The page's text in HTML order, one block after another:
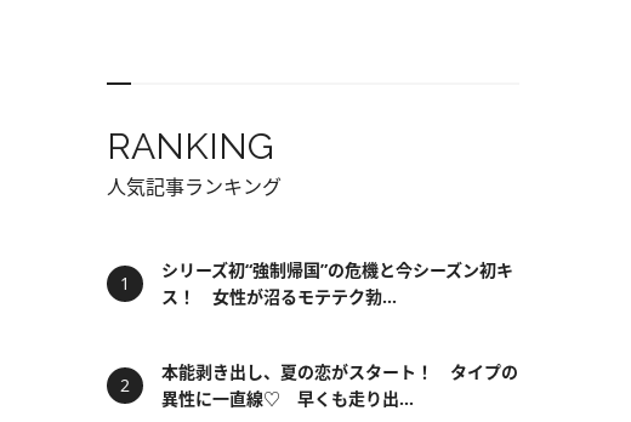
RANKING
人気記事ランキング
シリーズ初“強制帰国”の危機と今シーズン初キ
ス！ 女性が沼るモテテク勃...
本能剥き出し、夏の恋がスタート！ タイプの
異性に一直線♡ 早くも走り出...